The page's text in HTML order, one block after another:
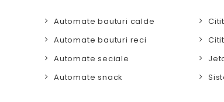
Automate bauturi calde
Automate bauturi reci
Automate seciale
Automate snack